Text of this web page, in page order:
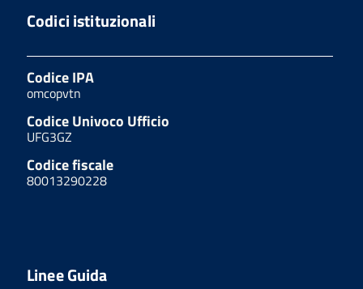
Codici istituzionali
Codice IPA
omcopvtn
Codice Univoco Ufficio
UFG3GZ
Codice fiscale
80013290228
Linee Guida